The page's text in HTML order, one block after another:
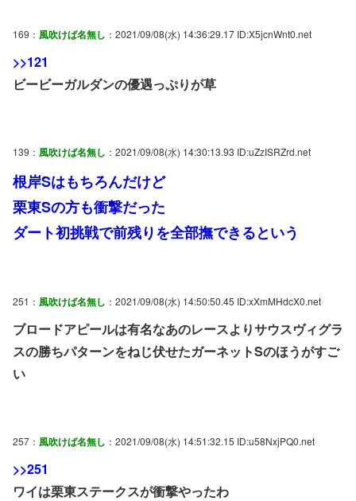
169： 風吹けば名無し ：2021/09/08(水) 14:36:29.17 ID:X5jcnWnt0.net
>>121
ビービーガルダンの優遇っぷりが草
139： 風吹けば名無し ：2021/09/08(水) 14:30:13.93 ID:uZzISRZrd.net
根岸Sはもちろんだけど
栗東Sの方も衝撃だった
ダート初挑戦で前残りを全部撫できるという
251： 風吹けば名無し ：2021/09/08(水) 14:50:50.45 ID:xXmMHdcX0.net
ブロードアピールは有名なあのレースよりサウスヴィグラ
スの勝ちパターンをねじ伏せたガーネットSのほうがすご
い
257： 風吹けば名無し ：2021/09/08(水) 14:51:32.15 ID:u58NxjPQ0.net
>>251
ワイは栗東ステークスが衝撃やったわ